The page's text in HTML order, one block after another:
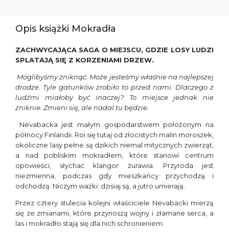
Opis książki Mokradła
ZACHWYCAJĄCA SAGA O MIEJSCU, GDZIE LOSY LUDZI
SPLATAJĄ SIĘ Z KORZENIAMI DRZEW.
Moglibyśmy zniknąć. Może jesteśmy właśnie na najlepszej
drodze. Tyle gatunków zrobiło to przed nami. Dlaczego z
ludźmi miałoby być inaczej? To miejsce jednak nie
zniknie. Zmieni się, ale nadal tu będzie.
Nevabacka jest małym gospodarstwem położonym na
północy Finlandii. Roi się tutaj od złocistych malin moroszek,
okoliczne lasy pełne są dzikich niemal mitycznych zwierząt,
a nad pobliskim mokradłem, które stanowi centrum
opowieści, słychać klangor żurawia. Przyroda jest
niezmienna, podczas gdy mieszkańcy przychodzą i
odchodzą. Niczym ważki: dzisiaj są, a jutro umierają.
Przez cztery stulecia kolejni właściciele Nevabacki mierzą
się ze zmianami, które przynoszą wojny i złamane serca, a
las i mokradło stają się dla nich schronieniem.